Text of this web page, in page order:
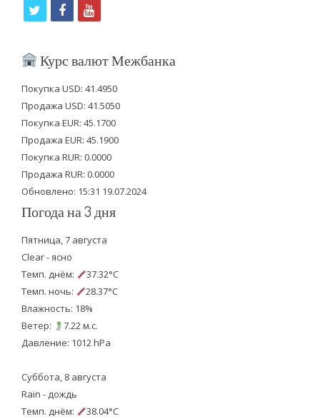
i
t
e
r
f
c
b
o
o
k
y
u
u
b
e
Курс валют Межбанка
Покупка USD: 41.4950
Продажа USD: 41.5050
Покупка EUR: 45.1700
Продажа EUR: 45.1900
Покупка RUR: 0.0000
Продажа RUR: 0.0000
Обновлено: 15:31 19.07.2024
Погода на 3 дня
Пятница, 7 августа
Clear - ясно
Темп. днём:
37.32°C
Темп. ночь:
28.37°C
Влажность: 18%
Ветер:
7.22 м.с.
Давление: 1012 hPa
Суббота, 8 августа
Rain - дождь
Темп. днём:
38.04°C